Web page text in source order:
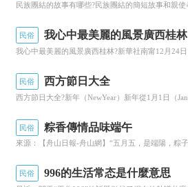
民俗 我心中最美麗的風景廣西桂林
民俗 西方節日大全
民俗 粽香傳情品味端午
民俗 996的生活常态是什麼意思